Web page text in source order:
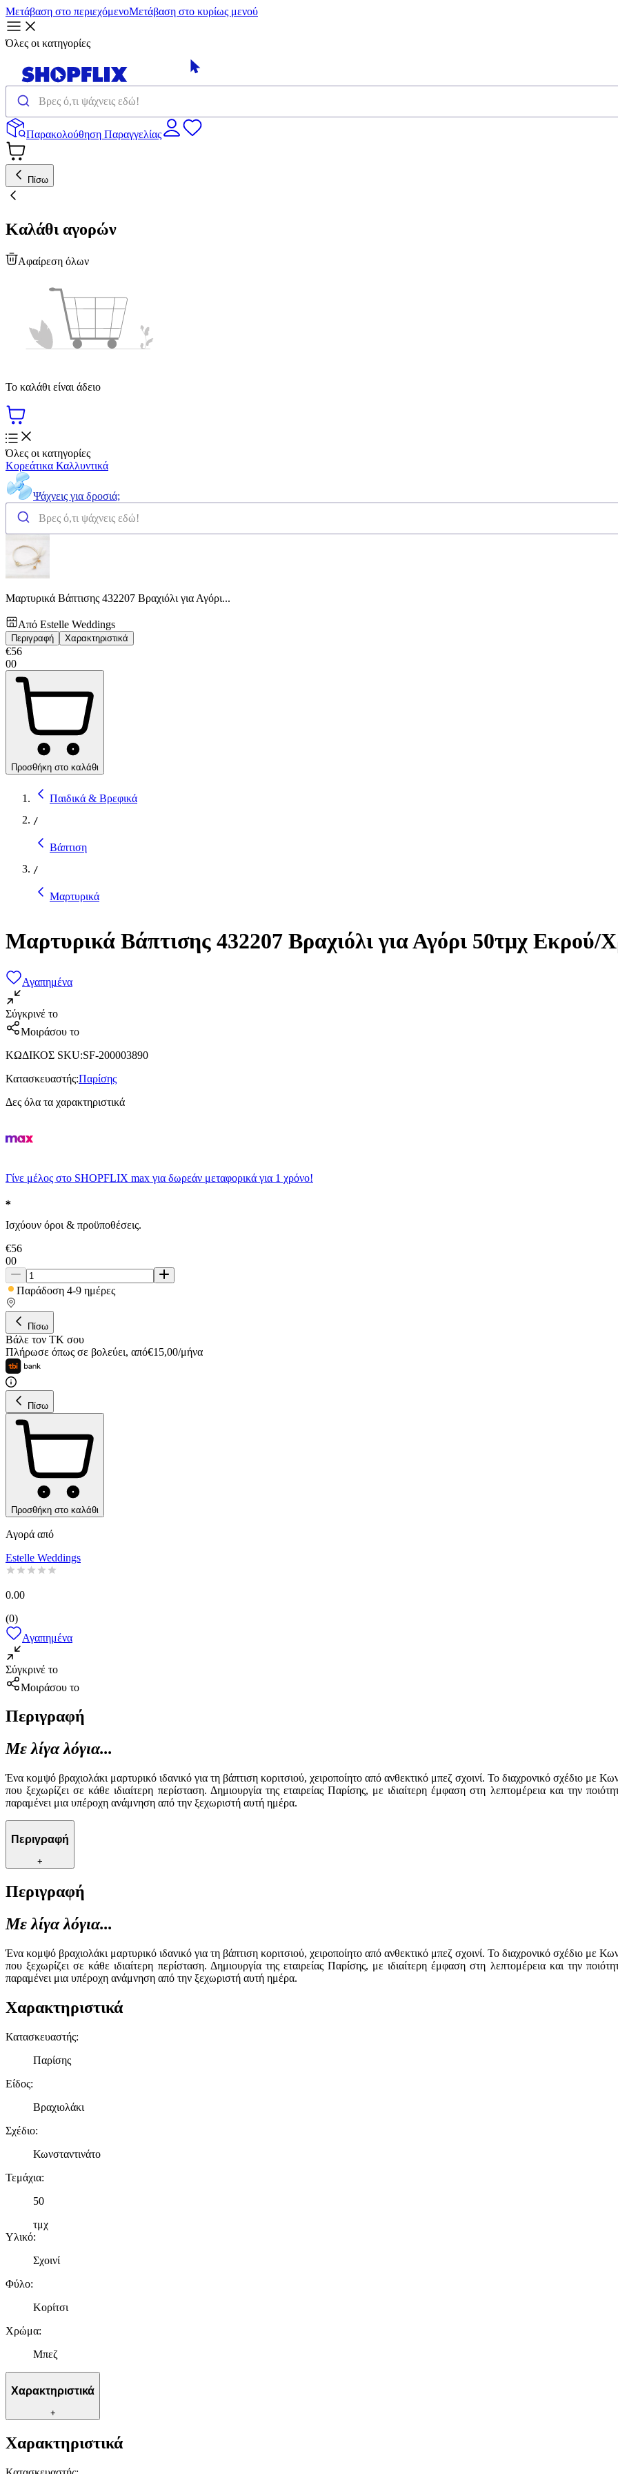
Μετάβαση στο περιεχόμενοΜετάβαση στο κυρίως μενού
Όλες οι κατηγορίες
Παρακολούθηση Παραγγελίας
Πίσω
Καλάθι αγορών
Αφαίρεση όλων
Το καλάθι είναι άδειο
Όλες οι κατηγορίες
Κορεάτικα Καλλυντικά
Ψάχνεις για δροσιά;
Μαρτυρικά Βάπτισης 432207 Βραχιόλι για Αγόρι...
Από Estelle Weddings
Περιγραφή Χαρακτηριστικά
€56
00
Προσθήκη στο καλάθι
Παιδικά & Βρεφικά
/
Βάπτιση
/
Μαρτυρικά
Μαρτυρικά Βάπτισης 432207 Βραχιόλι για Αγόρι 50τμχ Εκρού/
Αγαπημένα
Σύγκρινέ το
Μοιράσου το
ΚΩΔΙΚΟΣ SKU:SF-200003890
Κατασκευαστής:Παρίσης
Δες όλα τα χαρακτηριστικά
Γίνε μέλος στο SHOPFLIX max για δωρεάν μεταφορικά για 1 χρόνο!
Ισχύουν όροι & προϋποθέσεις.
€56
00
Παράδοση 4-9 ημέρες
Πίσω
Βάλε τον ΤΚ σου
Πλήρωσε όπως σε βολεύει, από€15,00/μήνα
Πίσω
Προσθήκη στο καλάθι
Αγορά από
Estelle Weddings
0.00
(0)
Αγαπημένα
Σύγκρινέ το
Μοιράσου το
Περιγραφή
Με λίγα λόγια...
Ένα κομψό βραχιολάκι μαρτυρικό ιδανικό για τη βάπτιση κοριτσιού, χειροποίητο από ανθεκτικό μπεζ σχοινί. Το διαχρονικό σχέδιο με
που ξεχωρίζει σε κάθε ιδιαίτερη περίσταση. Δημιουργία της εταιρείας Παρίσης, με ιδιαίτερη έμφαση στη λεπτομέρεια και την
παραμένει μια υπέροχη ανάμνηση από την ξεχωριστή αυτή ημέρα.
Περιγραφή
+
Περιγραφή
Με λίγα λόγια...
Ένα κομψό βραχιολάκι μαρτυρικό ιδανικό για τη βάπτιση κοριτσιού, χειροποίητο από ανθεκτικό μπεζ σχοινί. Το διαχρονικό σχέδιο με
που ξεχωρίζει σε κάθε ιδιαίτερη περίσταση. Δημιουργία της εταιρείας Παρίσης, με ιδιαίτερη έμφαση στη λεπτομέρεια και την
παραμένει μια υπέροχη ανάμνηση από την ξεχωριστή αυτή ημέρα.
Χαρακτηριστικά
Κατασκευαστής:
Παρίσης
Είδος:
Βραχιολάκι
Σχέδιο:
Κωνσταντινάτο
Τεμάχια:
50
τμχ
Υλικό:
Σχοινί
Φύλο:
Κορίτσι
Χρώμα:
Μπεζ
Χαρακτηριστικά
+
Χαρακτηριστικά